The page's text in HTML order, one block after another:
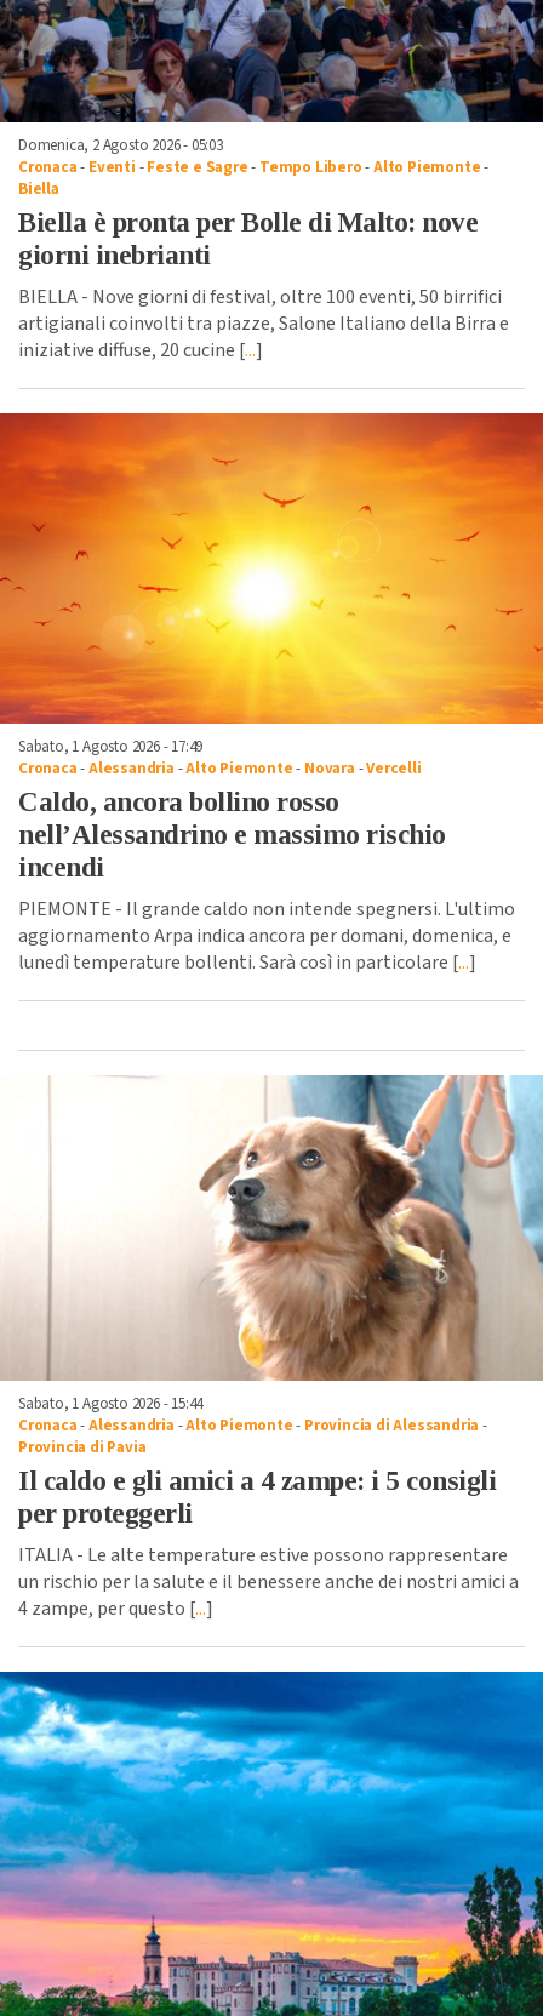
Domenica, 2 Agosto 2026 - 05:03
Cronaca- Eventi -Feste e Sagre- Tempo Libero-Alto Piemonte-
Biella
Biella è pronta per Bolle di Malto: nove
giorni inebrianti
BIELLA - Nove giorni di festival, oltre 100 eventi, 50 birrifici
artigianali coinvolti tra piazze, Salone Italiano della Birra e
iniziative diffuse, 20 cucine [...]
Sabato, 1 Agosto 2026 - 17:49
Cronaca-Alessandria -Alto Piemonte- Novara -Vercelli
Caldo, ancora bollino rosso
nell’Alessandrino e massimo rischio
incendi
PIEMONTE - Il grande caldo non intende spegnersi. L'ultimo
aggiornamento Arpa indica ancora per domani, domenica, e
lunedì temperature bollenti. Sarà così in particolare [...]
Sabato, 1 Agosto 2026 - 15:44
Cronaca-Alessandria -Alto Piemonte- Provincia di Alessandria -
Provincia di Pavia
Il caldo e gli amici a 4 zampe: i 5 consigli
per proteggerli
ITALIA - Le alte temperature estive possono rappresentare
un rischio per la salute e il benessere anche dei nostri amici a
4 zampe, per questo [...]